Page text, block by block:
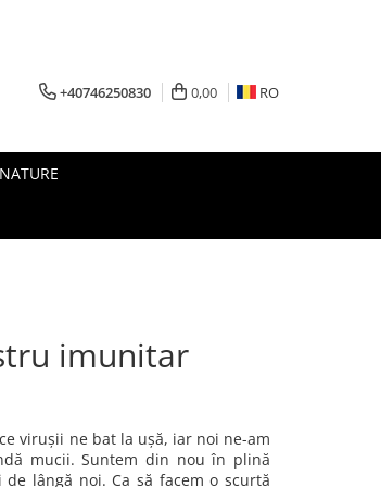
+40746250830 0,00 RO
imunitar
virușii ne bat la ușă, iar noi ne-am
mucii. Suntem din nou în plină
lângă noi. Ca să facem o scurtă